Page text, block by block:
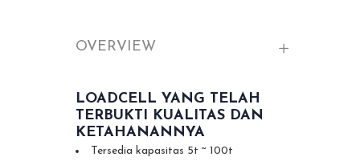
OVERVIEW
LOADCELL YANG TELAH
TERBUKTI KUALITAS DAN
KETAHANANNYA
Tersedia kapasitas 5t ~ 100t